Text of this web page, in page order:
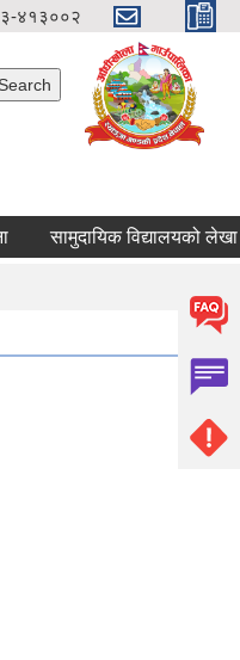
४१३००२
सामुदायिक विद्यालयको लेखा